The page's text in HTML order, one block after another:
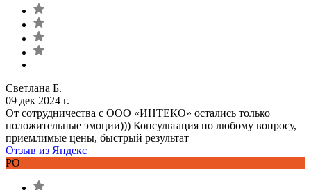
Светлана Б.
09 дек 2024 г.
От сотрудничества с ООО «ИНТЕКО» остались только
положительные эмоции))) Консультация по любому вопросу,
приемлимые цены, быстрый результат
Отзыв из Яндекс
РО